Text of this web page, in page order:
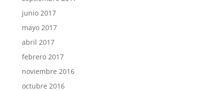
junio 2017
mayo 2017
abril 2017
febrero 2017
noviembre 2016
octubre 2016